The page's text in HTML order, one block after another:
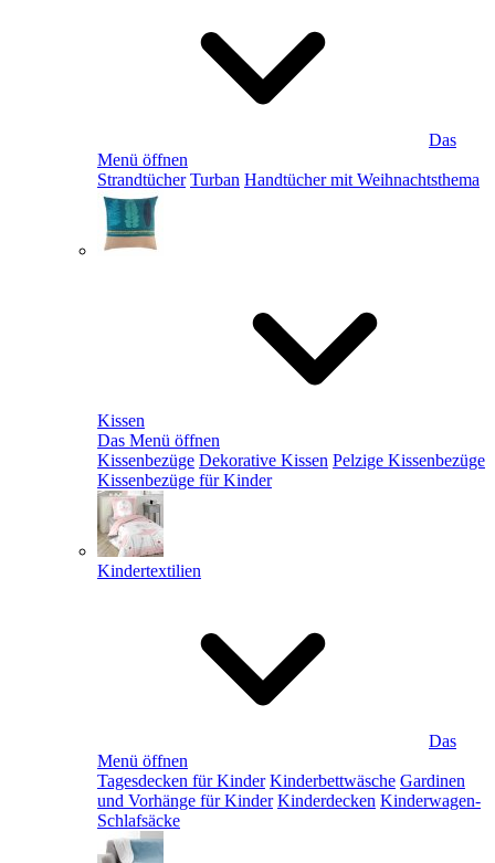
Das
Menü öffnen
Strandtücher Turban Handtücher mit Weihnachtsthema
Kissen
Das Menü öffnen
Kissenbezüge Dekorative Kissen Pelzige Kissenbezüge
Kissenbezüge für Kinder
Kindertextilien
Das
Menü öffnen
Tagesdecken für Kinder Kinderbettwäsche Gardinen
und Vorhänge für Kinder Kinderdecken Kinderwagen-
Schlafsäcke